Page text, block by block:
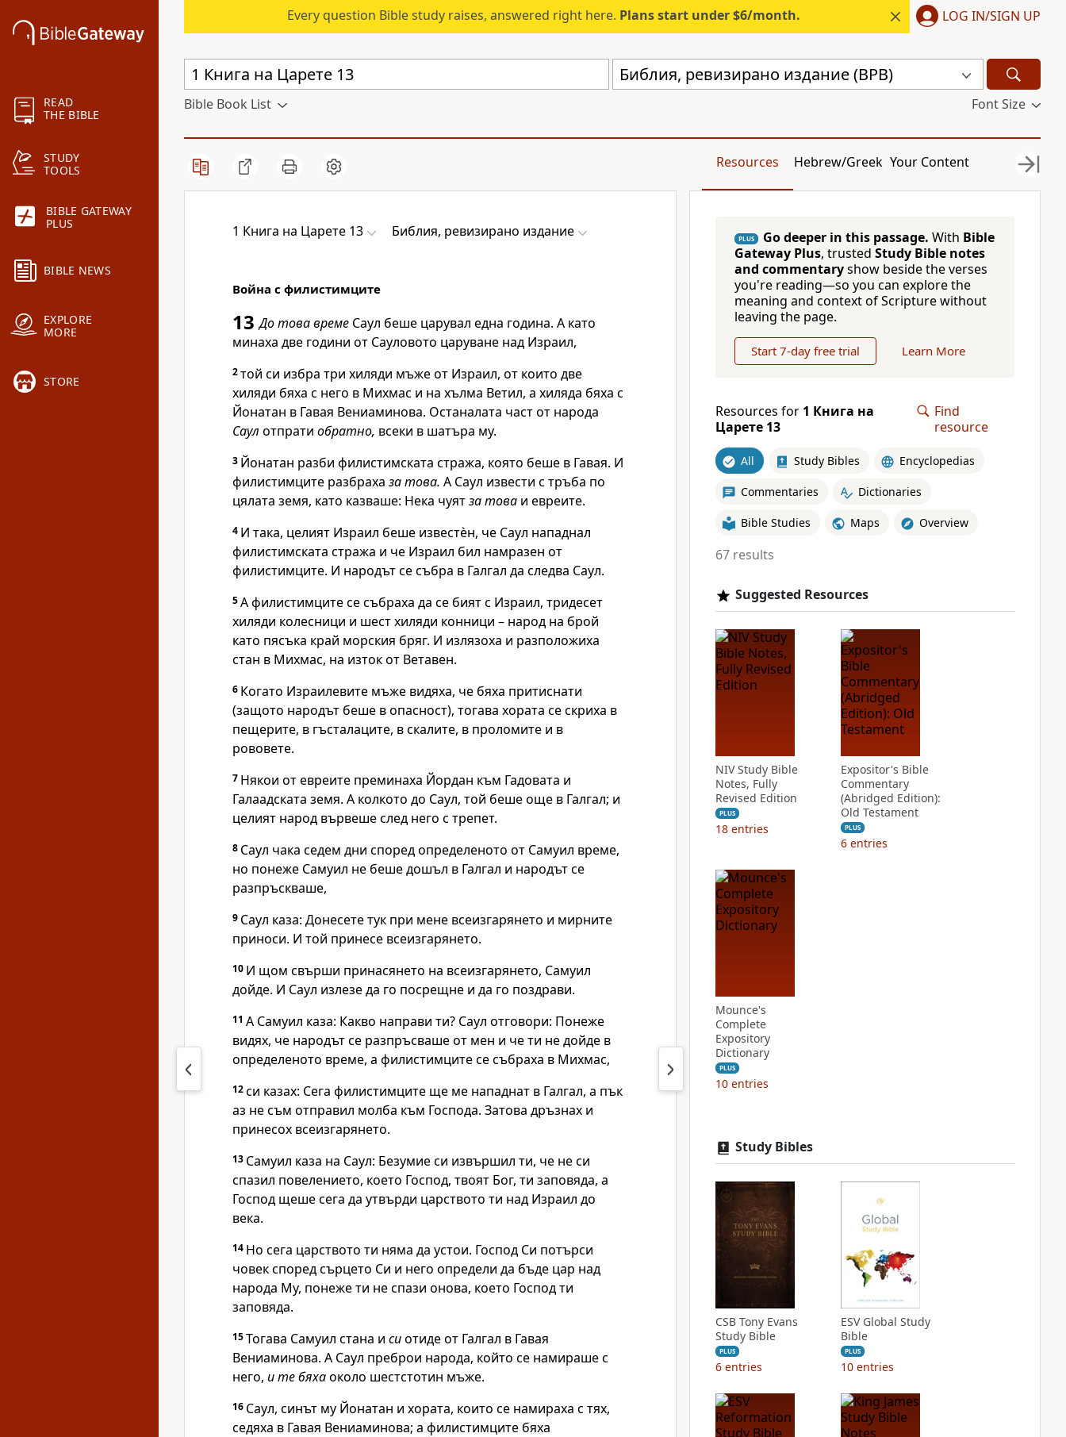
READ
THE BIBLE
STUDY
TOOLS
BIBLE GATEWAY
PLUS
BIBLE NEWS
EXPLORE
MORE
STORE
Every question Bible study raises, answered right here. Plans start under $6/month. LOG IN/SIGN UP
Библия, ревизирано издание (BPB)
Bible Book List Font Size
Resources Hebrew/Greek Your Content
1 Книга на Царете 13 Библия, ревизирано издание
Война с филистимците
13До това време Саул беше царувал една година. А като
минаха две години от Сауловото царуване над Израил,
2той си избра три хиляди мъже от Израил, от които две
хиляди бяха с него в Михмас и на хълма Ветил, а хиляда бяха с
Йонатан в Гавая Вениаминова. Останалата част от народа
Саул отпрати обратно, всеки в шатъра му.
3 Йонатан разби филистимската стража, която беше в Гавая. И
филистимците разбраха за това. А Саул извести с тръба по
цялата земя, като казваше: Нека чуятза това и евреите.
4 И така, целият Израил беше известѐн, че Саул нападнал
филистимската стража и че Израил бил намразен от
филистимците. И народът се събра в Галгал да следва Саул.
5А филистимците се събраха да се бият с Израил, тридесет
хиляди колесници и шест хиляди конници – народ на брой
като пясъка край морския бряг. И излязоха и разположиха
стан в Михмас, на изток от Ветавен.
6 Когато Израилевите мъже видяха, че бяха притиснати
(защото народът беше в опасност), тогава хората се скриха в
пещерите, в гъсталаците, в скалите, в проломите и в
рововете.
7 Някои от евреите преминаха Йордан към Гадовата и
Галаадската земя. А колкото до Саул, той беше още в Галгал; и
целият народ вървеше след него с трепет.
8 Саул чака седем дни според определеното от Самуил време,
но понеже Самуил не беше дошъл в Галгал и народът се
разпръскваше,
9 Саул каза: Донесете тук при мене всеизгарянето и мирните
приноси. И той принесе всеизгарянето.
10 И щом свърши принасянето на всеизгарянето, Самуил
дойде. И Саул излезе да го посрещне и да го поздрави.
11 А Самуил каза: Какво направи ти? Саул отговори: Понеже
видях, че народът се разпръсваше от мен и че ти не дойде в
определеното време, а филистимците се събраха в Михмас,
12си казах: Сега филистимците ще ме нападнат в Галгал, а пък
аз не съм отправил молба към Господа. Затова дръзнах и
принесох всеизгарянето.
13 Самуил каза на Саул: Безумие си извършил ти, че не си
спазил повелението, което Господ, твоят Бог, ти заповяда, а
Господ щеше сега да утвърди царството ти над Израил до
века.
14 Но сега царството ти няма да устои. Господ Си потърси
човек според сърцето Си и него определи да бъде цар над
народа Му, понеже ти не спази онова, което Господти
заповяда.
15Тогава Самуил стана и сиотиде от Галгал в Гавая
Вениаминова. А Саул преброи народа, който се намираше с
него, и те бяхаоколо шестстотин мъже.
16 Саул, синът му Йонатан и хората, които се намираха с тях,
седяха в Гавая Вениаминова; а филистимците бяха
PLUS Go deeper in this passage. With Bible
Gateway Plus, trusted Study Bible notes
and commentaryshow beside the verses
you're reading—so you can explore the
meaning and context of Scripture without
leaving the page.
Start 7-day free trial Learn More
Resources for 1 Книга на
Царете 13
Find
resource
All Study Bibles Encyclopedias
Commentaries Dictionaries
Bible Studies Maps Overview
67 results
Suggested Resources
NIV Study Bible
Notes, Fully
Revised Edition
PLUS
18 entries
Expositor's Bible
Commentary
(Abridged Edition):
Old Testament
PLUS
6 entries
Mounce's
Complete
Expository
Dictionary
PLUS
10 entries
Study Bibles
CSB Tony Evans
Study Bible
PLUS
6 entries
ESV Global Study
Bible
PLUS
10 entries